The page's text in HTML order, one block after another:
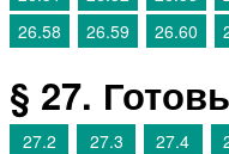
26.58
26.59 26.60
§ 27.
27.2
27.3 27.4